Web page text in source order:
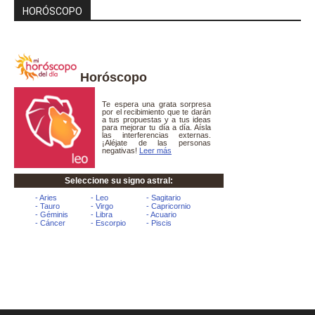
HORÓSCOPO
Horóscopo